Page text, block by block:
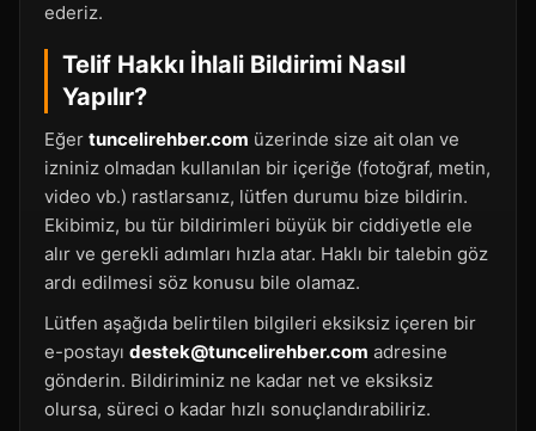
ederiz.
Telif Hakkı İhlali Bildirimi Nasıl
Yapılır?
Eğer tuncelirehber.com üzerinde size ait olan ve
izniniz olmadan kullanılan bir içeriğe (fotoğraf, metin,
video vb.) rastlarsanız, lütfen durumu bize bildirin.
Ekibimiz, bu tür bildirimleri büyük bir ciddiyetle ele
alır ve gerekli adımları hızla atar. Haklı bir talebin göz
ardı edilmesi söz konusu bile olamaz.
Lütfen aşağıda belirtilen bilgileri eksiksiz içeren bir
e-postayı destek@tuncelirehber.com adresine
gönderin. Bildiriminiz ne kadar net ve eksiksiz
olursa, süreci o kadar hızlı sonuçlandırabiliriz.